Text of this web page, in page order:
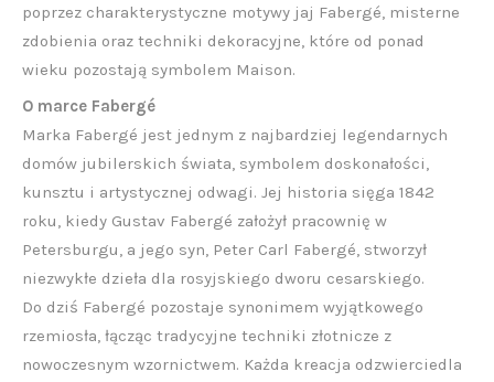
poprzez charakterystyczne motywy jaj Fabergé, misterne
zdobienia oraz techniki dekoracyjne, które od ponad
wieku pozostają symbolem Maison.
O marce Fabergé
Marka Fabergé jest jednym z najbardziej legendarnych
domów jubilerskich świata, symbolem doskonałości,
kunsztu i artystycznej odwagi. Jej historia sięga 1842
roku, kiedy Gustav Fabergé założył pracownię w
Petersburgu, a jego syn, Peter Carl Fabergé, stworzył
niezwykłe dzieła dla rosyjskiego dworu cesarskiego.
Do dziś Fabergé pozostaje synonimem wyjątkowego
rzemiosła, łącząc tradycyjne techniki złotnicze z
nowoczesnym wzornictwem. Każda kreacja odzwierciedla